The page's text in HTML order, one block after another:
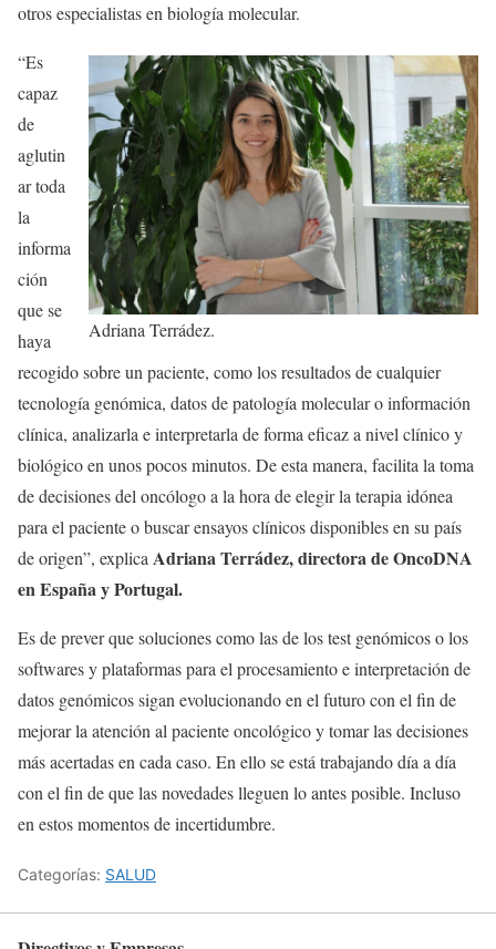
otros especialistas en biología molecular.
Adriana Terrádez.
“Es
capaz
de
aglutin
ar toda
la
informa
ción
que se
haya
recogido sobre un paciente, como los resultados de cualquier
tecnología genómica, datos de patología molecular o información
clínica, analizarla e interpretarla de forma eficaz a nivel clínico y
biológico en unos pocos minutos. De esta manera, facilita la toma
de decisiones del oncólogo a la hora de elegir la terapia idónea
para el paciente o buscar ensayos clínicos disponibles en su país
de origen”, explicaAdriana Terrádez, directora de OncoDNA
en España y Portugal.
Es de prever que soluciones como las de los test genómicos o los
softwares y plataformas para el procesamiento e interpretación de
datos genómicos sigan evolucionando en el futuro con el fin de
mejorar la atención al paciente oncológico y tomar las decisiones
más acertadas en cada caso. En ello se está trabajando día a día
con el fin de que las novedades lleguen lo antes posible. Incluso
en estos momentos de incertidumbre.
Categorías: SALUD